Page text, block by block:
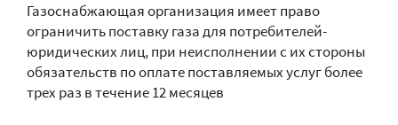
Газоснабжающая организация имеет право
ограничить поставку газа для потребителей-
юридических лиц, при неисполнении с их стороны
обязательств по оплате поставляемых услуг более
трех раз в течение 12 месяцев